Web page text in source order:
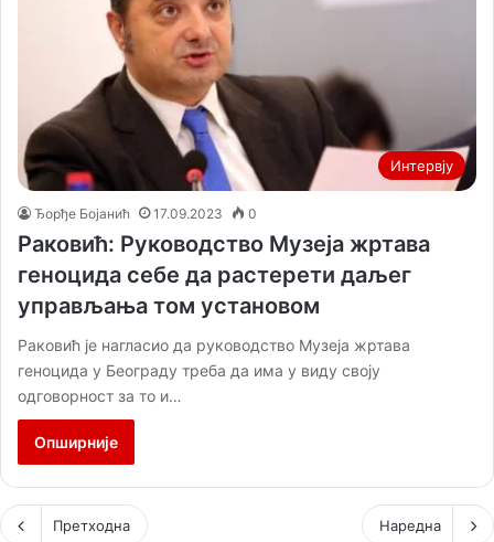
Интервју
Ђорђе Бојанић 17.09.2023 0
Раковић: Руководство Музеја жртава
геноцида себе да растерети даљег
управљања том установом
Раковић је нагласио да руководство Музеја жртава
геноцида у Београду треба да има у виду своју
одговорност за то и…
Опширније
Претходна Наредна